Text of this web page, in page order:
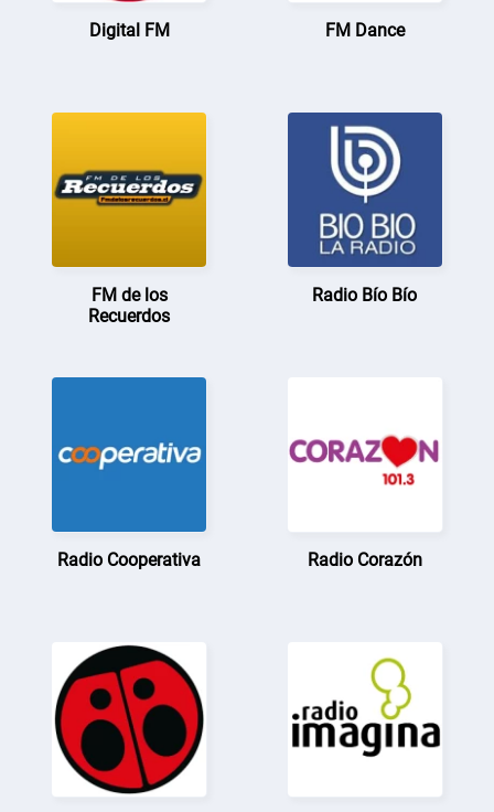
Digital FM FM Dance
FM de los
Recuerdos
Radio Bío Bío
Radio Cooperativa Radio Corazón